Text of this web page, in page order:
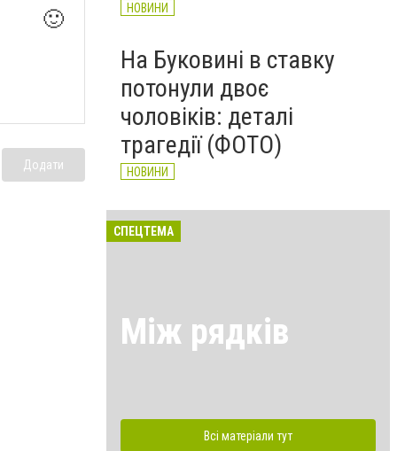
🙂
Додати
НОВИНИ
На Буковині в ставку
потонули двоє
чоловіків: деталі
трагедії (ФОТО)
НОВИНИ
СПЕЦТЕМА
Між рядків
Всі матеріали тут